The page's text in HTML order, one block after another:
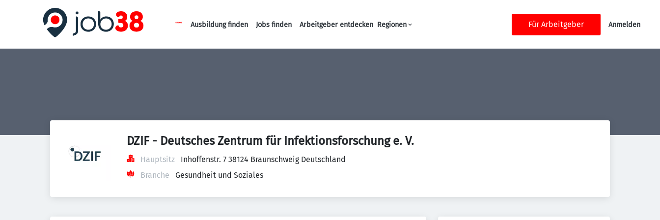
Haupt-Navigation
Ausbildung finden Jobs finden Arbeitgeber entdecken Regionen Für Arbeitgeber Anmelden
DZIF - Deutsches Zentrum für Infektionsforschung e. V.
Hauptsitz
Inhoffenstr. 7 38124 Braunschweig Deutschland
Branche
Gesundheit und Soziales